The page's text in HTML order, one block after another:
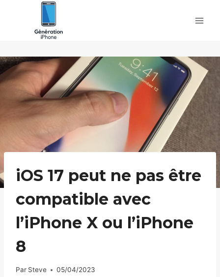
iOS 17 peut ne pas être
compatible avec
l’iPhone X ou l’iPhone
8
Par Steve 05/04/2023